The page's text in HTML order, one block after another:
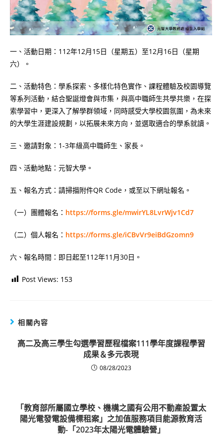
一、活動日期：112年12月15日（星期五）至12月16日（星期
六）。
二、活動特色：學系探索、多樣化特色實作、課程體驗及校園導覽
等系列活動，結合聖誕燈會與巿集，與高中職師生共學共樂，在探
索學習中，更深入了解學群領域，同時感受大學校園氛圍，為未來
的大學生涯建設規劃，以拓展未來方向，並選取適合的學系就讀。
三、邀請對象：1-3年級高中職師生、家長。
四、活動地點：元智大學。
五、報名方式：請掃描附件QR Code，或至以下網址報名。
（一）團體報名： https://forms.gle/mwirYL8LvrWjv1Cd7
（二）個人報名： https://forms.gle/iCBvVr9eiBdGzomn9
六、報名時間：即日起至112年11月30日。
Post Views: 153
相關內容
高二及高三學生勾選學習歷程檔案111學年度課程學習
成果＆多元表現
08/28/2023
「教育部所屬國立學校、機構之國有公用不動產設置太
陽光電發電設備標租案」之加值服務項目能源教育活
動-「2023年太陽光電體驗營」